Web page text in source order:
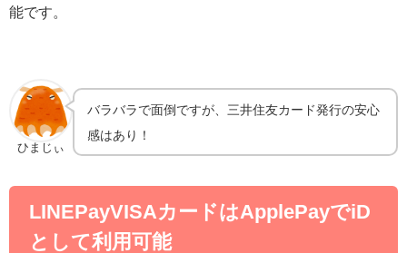
能です。
ひまじぃ
バラバラで面倒ですが、三井住友カード発行の安心
感はあり！
LINEPayVISAカードはApplePayでiD
として利用可能